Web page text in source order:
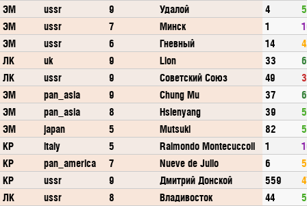
ЭМ
ussr 9 Удалой 4
ЭМ
ussr 7 Минск 1
ЭМ
ussr 6 Гневный 14
ЛК
uk 9 Lion 33
ЛК
ussr 9 Советский Союз 49
ЭМ
pan_asia 9 Chung Mu 37
ЭМ
pan_asia 8 Hsienyang 39
ЭМ
japan 5 Mutsuki 82
КР
italy 5 Raimondo Montecuccoli 1
КР
pan_america 7 Nueve de Julio 6
КР
ussr 9 Дмитрий Донской 559
ЛК
ussr 8 Владивосток 44